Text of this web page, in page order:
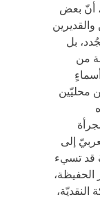
أنّ بعض
والقديرين
بل
من
محليّين
إلى
قد تسيء
الحفيظة،